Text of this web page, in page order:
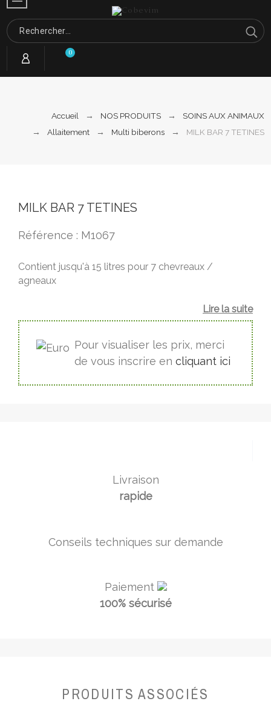
0
Accueil NOS PRODUITS
SOINS AUX ANIMAUX
Allaitement
Multi biberons MILK BAR 7 TETINES
MILK BAR 7 TETINES
Référence : M1067
Contient jusqu'à 15 litres pour 7 chevreaux /
agneaux
Lire la suite
Pour visualiser les prix, merci
de vous inscrire en cliquant ici
Livraison
rapide
Conseils techniques sur demande
Paiement
100% sécurisé
PRODUITS ASSOCIÉS